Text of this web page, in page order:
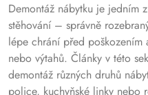
Demontáž nábytku je jedním
stěhování – správně
lépe chrání před
nebo výtahů. Články v této
demontáž různých druhů
police, kuchyňské linky nebo